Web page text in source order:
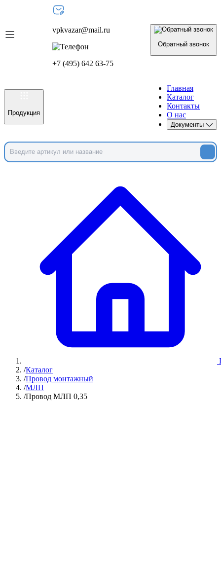
vpkvazar@mail.ru
+7 (495) 642 63-75
Обратный звонок
Продукция
Главная
Каталог
Контакты
О нас
Документы
/Каталог
/Провод монтажный
/МЛП
/Провод МЛП 0,35